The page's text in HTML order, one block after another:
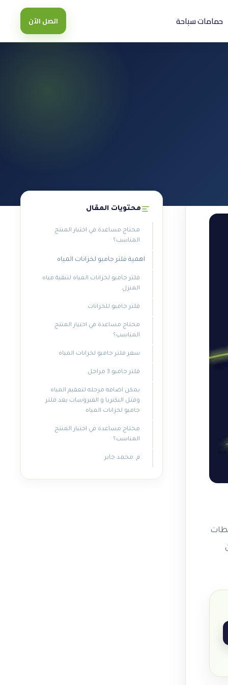
حمامات سباحة اتصل الآن
محتويات المقال
محتاج مساعدة في اختيار المنتج
المناسب؟
اهمية فلتر جامبو لخزانات المياه
فلتر جامبو لخزانات المياه لتنقية مياه
المنزل
فلتر جامبو للخزانات
محتاج مساعدة في اختيار المنتج
المناسب؟
سعر فلتر جامبو لخزانات المياه
فلتر جامبو 3 مراحل
يمكن اضافه مرحله لتعقيم المياه
وقتل البكنريا و الفيروسات بعد فلتر
جامبو لخزانات المياه
محتاج مساعدة في اختيار المنتج
المناسب؟
م. محمد جابر